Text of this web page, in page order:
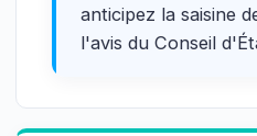
anticipez la saisine
l'avis du Conseil